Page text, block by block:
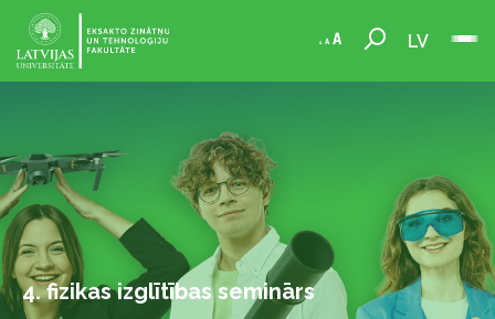
LV
4. fizikas izglītības seminārs